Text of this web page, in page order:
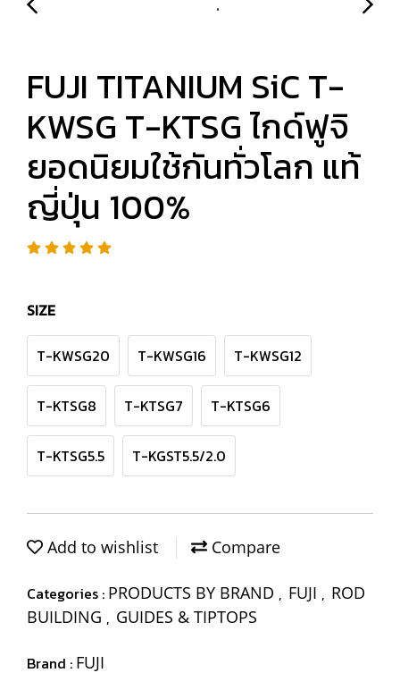
FUJI TITANIUM SiC T-
KWSG T-KTSG ไกด์ฟูจิ
ยอดนิยมใช้กันทั่วโลก แท้
ญี่ปุ่น 100%
SIZE
T-KWSG20 T-KWSG16 T-KWSG12
T-KTSG8 T-KTSG7 T-KTSG6
T-KTSG5.5 T-KGST5.5/2.0
Add to wishlist Compare
Categories : PRODUCTS BY BRAND , FUJI , ROD
BUILDING , GUIDES & TIPTOPS
Brand : FUJI